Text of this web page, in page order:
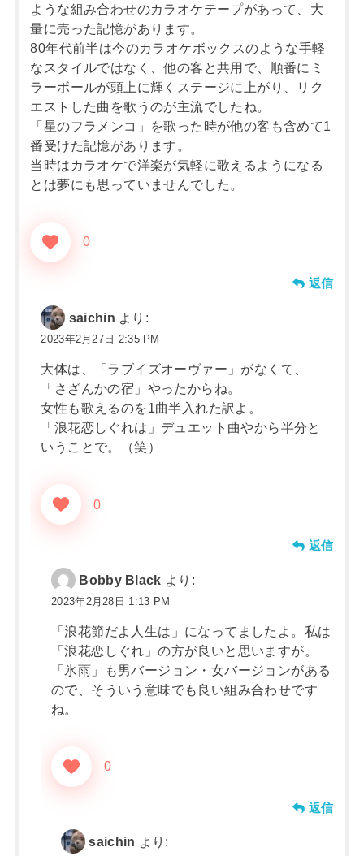
ような組み合わせのカラオケテープがあって、大
量に売った記憶があります。
80年代前半は今のカラオケボックスのような手軽
なスタイルではなく、他の客と共用で、順番にミ
ラーボールが頭上に輝くステージに上がり、リク
エストした曲を歌うのが主流でしたね。
「星のフラメンコ」を歌った時が他の客も含めて1
番受けた記憶があります。
当時はカラオケで洋楽が気軽に歌えるようになる
とは夢にも思っていませんでした。
0
返信
saichin より:
2023年2月27日 2:35 PM
大体は、「ラブイズオーヴァー」がなくて、
「さざんかの宿」やったからね。
女性も歌えるのを1曲半入れた訳よ。
「浪花恋しぐれは」デュエット曲やから半分と
いうことで。（笑）
0
返信
Bobby Black より:
2023年2月28日 1:13 PM
「浪花節だよ人生は」になってましたよ。私は
「浪花恋しぐれ」の方が良いと思いますが。
「氷雨」も男バージョン・女バージョンがある
ので、そういう意味でも良い組み合わせです
ね。
0
返信
saichin より: